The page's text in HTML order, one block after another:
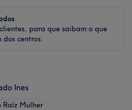
para que saibam o que
dos centros.
Ines
Raíz Mulher